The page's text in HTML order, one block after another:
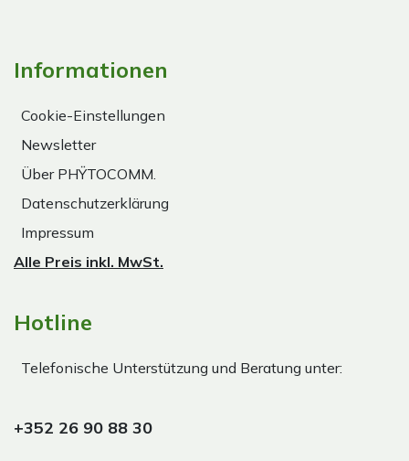
Informationen
Cookie-Einstellungen
Newsletter
Über PHŸTOCOMM.
Datenschutzerklärung
Impressum
Alle Preis inkl. MwSt.
Hotline
Telefonische Unterstützung und Beratung unter:
+352 26 90 88 30